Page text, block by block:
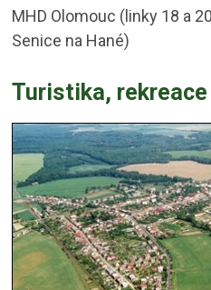
MHD Olomouc (linky 18 a
Senice na Hané)
Turistika, rekreace